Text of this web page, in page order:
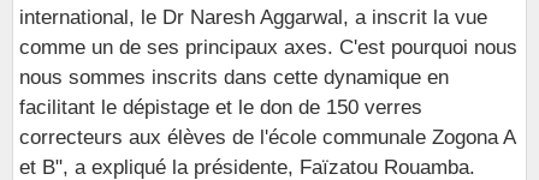
international, le Dr Naresh Aggarwal, a inscrit la vue
comme un de ses principaux axes. C'est pourquoi nous
nous sommes inscrits dans cette dynamique en
facilitant le dépistage et le don de 150 verres
correcteurs aux élèves de l'école communale Zogona A
et B", a expliqué la présidente, Faïzatou Rouamba.